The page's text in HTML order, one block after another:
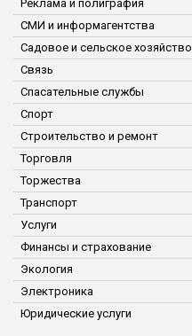
Реклама и полиграфия
СМИ и информагентства
Садовое и сельское хозяйство
Связь
Спасательные службы
Спорт
Строительство и ремонт
Торговля
Торжества
Транспорт
Услуги
Финансы и страхование
Экология
Электроника
Юридические услуги